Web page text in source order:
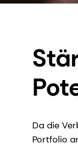
Da die
Portfolio